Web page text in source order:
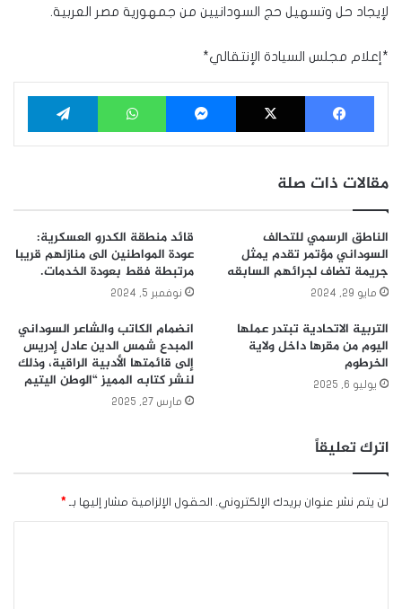
لإيجاد حل وتسهيل حج السودانيين من جمهورية مصر العربية.
*إعلام مجلس السيادة الإنتقالي*
فيسبوك ‫X ماسنجر واتساب
مقالات ذات صلة
الناطق الرسمي للتحالف
السوداني مؤتمر تقدم يمثل
جريمة تضاف لجرائهم السابقه
مايو 29, 2024
قائد منطقة الكدرو العسكرية:
عودة المواطنين الى منازلهم قريبا
مرتبطة فقط بعودة الخدمات.
نوفمبر 5, 2024
التربية الاتحادية تبتدر عملها
اليوم من مقرها داخل ولاية
الخرطوم
يوليو 6, 2025
انضمام الكاتب والشاعر السوداني
المبدع شمس الدين عادل إدريس
إلى قائمتها الأدبية الراقية، وذلك
لنشر كتابه المميز “الوطن اليتيم
مارس 27, 2025
اترك تعليقاً
لن يتم نشر عنوان بريدك الإلكتروني. الحقول الإلزامية مشار إليها بـ *